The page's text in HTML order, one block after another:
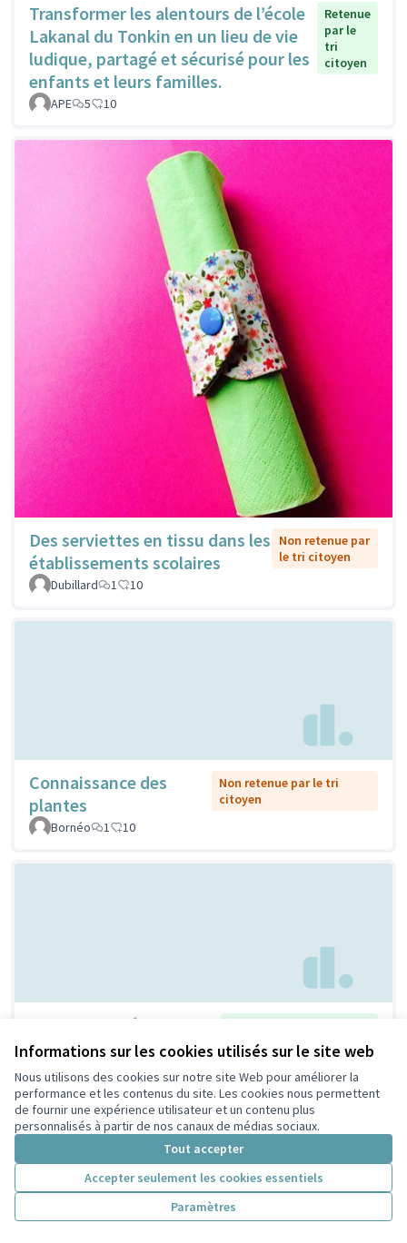
Informations sur les cookies utilisés sur le site web
Nous utilisons des cookies sur notre site Web pour améliorer la
performance et les contenus du site. Les cookies nous permettent
de fournir une expérience utilisateur et un contenu plus
personnalisés à partir de nos canaux de médias sociaux.
Tout accepter
Accepter seulement les cookies essentiels
Paramètres
Transformer les alentours de l’école
Lakanal du Tonkin en un lieu de vie
ludique, partagé et sécurisé pour les
enfants et leurs familles.
Retenue
par le
tri
citoyen
APE 5 10
Des serviettes en tissu dans les
établissements scolaires
Non retenue par
le tri citoyen
Dubillard
1 10
Connaissance des
plantes
Non retenue par le tri
citoyen
Bornéo
1 10
Un repair café !
Bertrand
6 9